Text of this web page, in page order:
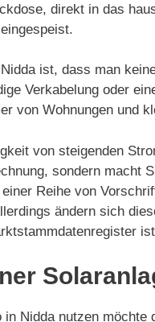
direkt in das
ist, dass man
Verkabelung oder
von Wohnungen und
von steigenden
sondern macht
Reihe von
ändern sich
Nidda nutzen